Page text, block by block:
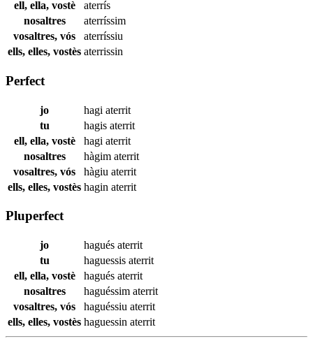
ell, ella, vostè
aterrís
nosaltres
aterríssim
vosaltres, vós
aterríssiu
ells, elles, vostès aterrissin
Perfect
jo hagi aterrit
tu
hagis aterrit
ell, ella, vostè
hagi aterrit
nosaltres
hàgim aterrit
vosaltres, vós
hàgiu aterrit
ells, elles, vostès hagin aterrit
Pluperfect
jo hagués aterrit
tu
haguessis aterrit
ell, ella, vostè
hagués aterrit
nosaltres
haguéssim aterrit
vosaltres, vós
haguéssiu aterrit
ells, elles, vostès haguessin aterrit